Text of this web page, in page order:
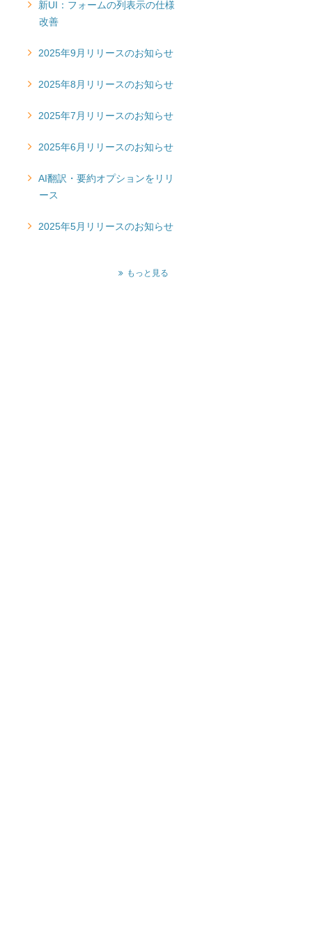
新UI：フォームの列表示の仕様
改善
2025年9月リリースのお知らせ
2025年8月リリースのお知らせ
2025年7月リリースのお知らせ
2025年6月リリースのお知らせ
AI翻訳・要約オプションをリリ
ース
2025年5月リリースのお知らせ
もっと見る